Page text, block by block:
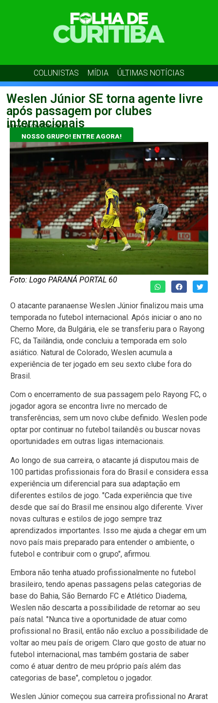
COLUNISTAS MÍDIA ÚLTIMAS NOTÍCIAS
Weslen Júnior SE torna agente livre
após passagem por clubes
internacionais
admin 05/06/2026 15:00
NOSSO GRUPO! ENTRE AGORA!
Foto: Logo PARANÁ PORTAL 60
O atacante paranaense Weslen Júnior finalizou mais uma
temporada no futebol internacional. Após iniciar o ano no
Cherno More, da Bulgária, ele se transferiu para o Rayong
FC, da Tailândia, onde concluiu a temporada em solo
asiático. Natural de Colorado, Weslen acumula a
experiência de ter jogado em seu sexto clube fora do
Brasil.
Com o encerramento de sua passagem pelo Rayong FC, o
jogador agora se encontra livre no mercado de
transferências, sem um novo clube definido. Weslen pode
optar por continuar no futebol tailandês ou buscar novas
oportunidades em outras ligas internacionais.
Ao longo de sua carreira, o atacante já disputou mais de
100 partidas profissionais fora do Brasil e considera essa
experiência um diferencial para sua adaptação em
diferentes estilos de jogo. "Cada experiência que tive
desde que saí do Brasil me ensinou algo diferente. Viver
novas culturas e estilos de jogo sempre traz
aprendizados importantes. Isso me ajuda a chegar em um
novo país mais preparado para entender o ambiente, o
futebol e contribuir com o grupo", afirmou.
Embora não tenha atuado profissionalmente no futebol
brasileiro, tendo apenas passagens pelas categorias de
base do Bahia, São Bernardo FC e Atlético Diadema,
Weslen não descarta a possibilidade de retornar ao seu
país natal. "Nunca tive a oportunidade de atuar como
profissional no Brasil, então não excluo a possibilidade de
voltar ao meu país de origem. Claro que gosto de atuar no
futebol internacional, mas também gostaria de saber
como é atuar dentro de meu próprio país além das
categorias de base", completou o jogador.
Weslen Júnior começou sua carreira profissional no Ararat